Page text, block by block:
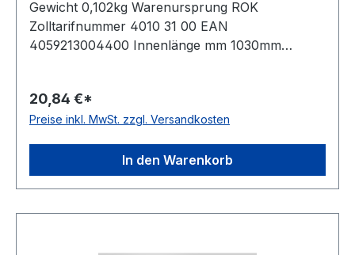
Gewicht 0,102kg Warenursprung ROK
Zolltarifnummer 4010 31 00 EAN
4059213004400 Innenlänge mm 1030mm
Ausführung flankenoffen, formgezahnt
antistatisch ja Norm DIN 2215 Material Neoprene
20,84 €*
Preise inkl. MwSt. zzgl. Versandkosten
In den Warenkorb